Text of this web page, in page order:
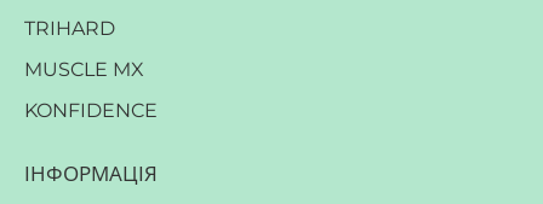
TRIHARD
MUSCLE MX
KONFIDENCE
ІНФОРМАЦІЯ